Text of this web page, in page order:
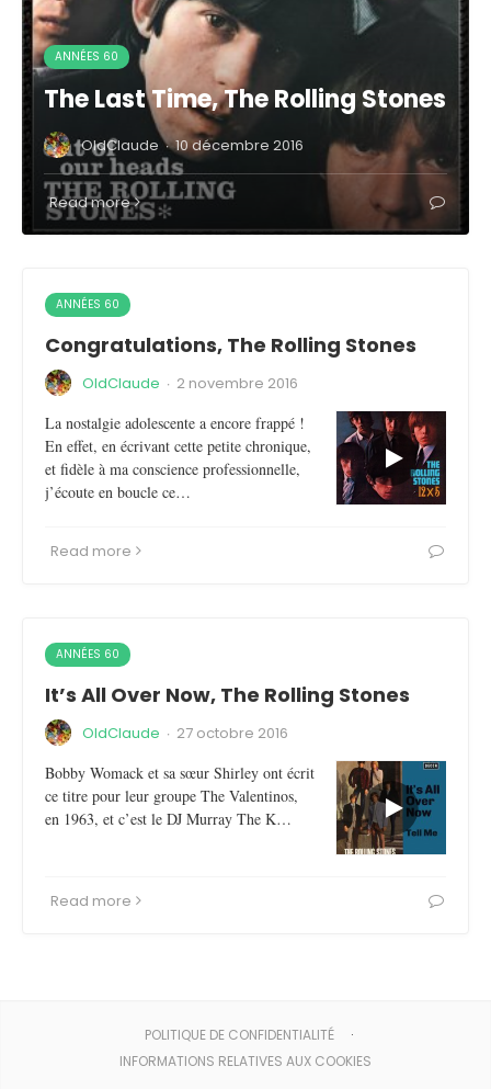
ANNÉES 60
The Last Time, The Rolling Stones
OldClaude · 10 décembre 2016
Read more
ANNÉES 60
Congratulations, The Rolling Stones
OldClaude · 2 novembre 2016
La nostalgie adolescente a encore frappé !
En effet, en écrivant cette petite chronique,
et fidèle à ma conscience professionnelle,
j’écoute en boucle ce…
Read more
ANNÉES 60
It’s All Over Now, The Rolling Stones
OldClaude · 27 octobre 2016
Bobby Womack et sa sœur Shirley ont écrit
ce titre pour leur groupe The Valentinos,
en 1963, et c’est le DJ Murray The K…
Read more
POLITIQUE DE CONFIDENTIALITÉ
INFORMATIONS RELATIVES AUX COOKIES